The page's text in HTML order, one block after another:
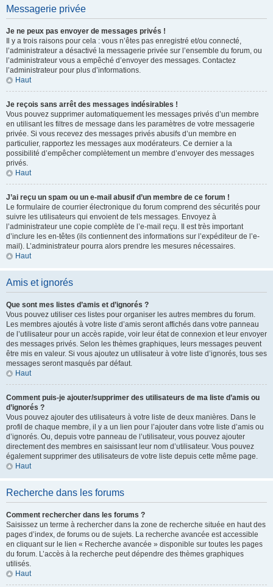
Messagerie privée
Je ne peux pas envoyer de messages privés !
Il y a trois raisons pour cela : vous n’êtes pas enregistré et/ou connecté,
l’administrateur a désactivé la messagerie privée sur l’ensemble du forum, ou
l’administrateur vous a empêché d’envoyer des messages. Contactez
l’administrateur pour plus d’informations.
Haut
Je reçois sans arrêt des messages indésirables !
Vous pouvez supprimer automatiquement les messages privés d’un membre
en utilisant les filtres de message dans les paramètres de votre messagerie
privée. Si vous recevez des messages privés abusifs d’un membre en
particulier, rapportez les messages aux modérateurs. Ce dernier a la
possibilité d’empêcher complètement un membre d’envoyer des messages
privés.
Haut
J’ai reçu un spam ou un e-mail abusif d’un membre de ce forum !
Le formulaire de courrier électronique du forum comprend des sécurités pour
suivre les utilisateurs qui envoient de tels messages. Envoyez à
l’administrateur une copie complète de l’e-mail reçu. Il est très important
d’inclure les en-têtes (ils contiennent des informations sur l’expéditeur de l’e-
mail). L’administrateur pourra alors prendre les mesures nécessaires.
Haut
Amis et ignorés
Que sont mes listes d’amis et d’ignorés ?
Vous pouvez utiliser ces listes pour organiser les autres membres du forum.
Les membres ajoutés à votre liste d’amis seront affichés dans votre panneau
de l’utilisateur pour un accès rapide, voir leur état de connexion et leur envoyer
des messages privés. Selon les thèmes graphiques, leurs messages peuvent
être mis en valeur. Si vous ajoutez un utilisateur à votre liste d’ignorés, tous ses
messages seront masqués par défaut.
Haut
Comment puis-je ajouter/supprimer des utilisateurs de ma liste d’amis ou
d’ignorés ?
Vous pouvez ajouter des utilisateurs à votre liste de deux manières. Dans le
profil de chaque membre, il y a un lien pour l’ajouter dans votre liste d’amis ou
d’ignorés. Ou, depuis votre panneau de l’utilisateur, vous pouvez ajouter
directement des membres en saisissant leur nom d’utilisateur. Vous pouvez
également supprimer des utilisateurs de votre liste depuis cette même page.
Haut
Recherche dans les forums
Comment rechercher dans les forums ?
Saisissez un terme à rechercher dans la zone de recherche située en haut des
pages d’index, de forums ou de sujets. La recherche avancée est accessible
en cliquant sur le lien « Recherche avancée » disponible sur toutes les pages
du forum. L’accès à la recherche peut dépendre des thèmes graphiques
utilisés.
Haut